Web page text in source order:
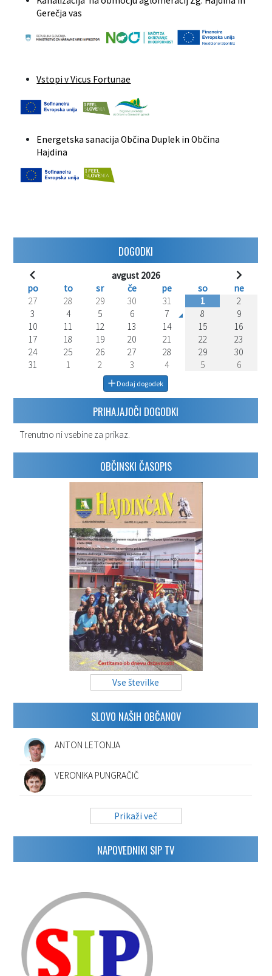
Gerečja vas
Vstopi v Vicus Fortunae
Energetska sanacija Občina Duplek in Občina
Hajdina
DOGODKI
avgust 2026
po
to sr če pe so
ne
27
28 29 30 31 1
2
3
4 5 6 7 8
9
10
11 12 13 14 15
16
17
18 19 20 21 22
23
24
25 26 27 28 29
30
31
1 2 3 4 5 6
Dodaj dogodek
PRIHAJAJOČI DOGODKI
Trenutno ni vsebine za prikaz.
OBČINSKI ČASOPIS
Vse številke
SLOVO NAŠIH OBČANOV
ANTON LETONJA
VERONIKA PUNGRAČIČ
Prikaži več
NAPOVEDNIKI SIP TV